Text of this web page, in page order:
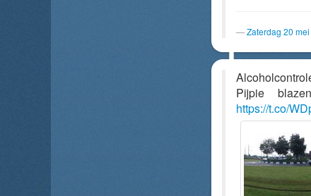
Zaterdag 20
Pijpie
https://t.co/